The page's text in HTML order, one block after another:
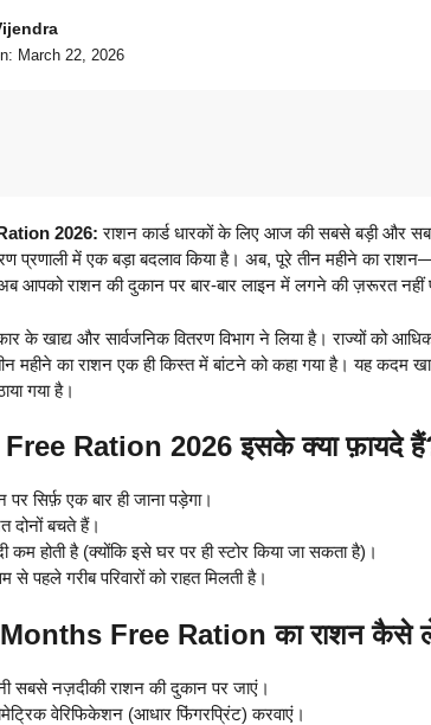
March 22, 2026
2026:राशन कार्ड धारकों के लिए आज की सबसे बड़ी और
प्रणाली में एक बड़ा बदलाव किया है। अब, पूरे तीन महीने का
अब आपको राशन की दुकान पर बार-बार लाइन में लगने की ज़रूरत नहीं
के खाद्य और सार्वजनिक वितरण विभाग ने लिया है। राज्यों को
महीने का राशन एक ही किस्त में बांटने को कहा गया है। यह कदम खास
गया है।
Ration 2026 इसके क्या फ़ायदे
पर सिर्फ़ एक बार ही जाना पड़ेगा।
बचते हैं।
कम होती है (क्योंकि इसे घर पर ही स्टोर किया जा सकता है)।
पहले गरीब परिवारों को राहत मिलती है।
Months Free Ration का राशन कैसे
सबसे नज़दीकी राशन की दुकान पर जाएं।
वेरिफिकेशन (आधार फिंगरप्रिंट) करवाएं।